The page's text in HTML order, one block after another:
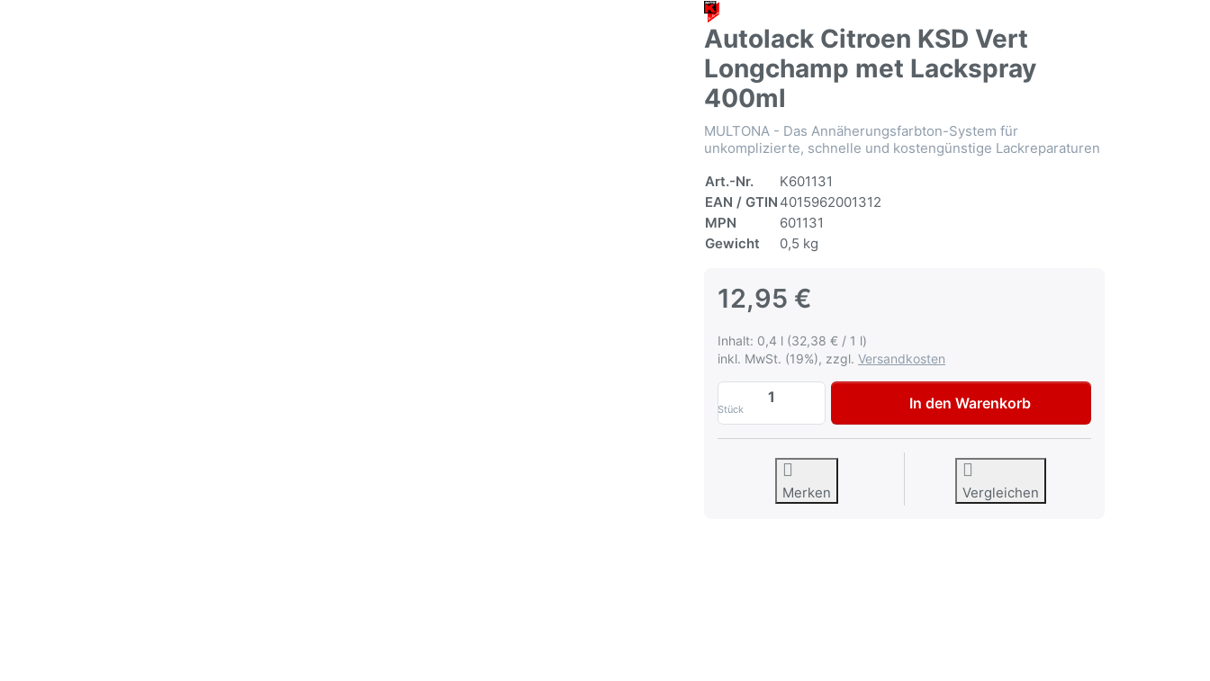
Autolack Citroen KSD Vert
Longchamp met Lackspray
400ml
MULTONA - Das Annäherungsfarbton-System für
unkomplizierte, schnelle und kostengünstige Lackreparaturen
Art.-Nr.
K601131
EAN / GTIN 4015962001312
MPN
601131
Gewicht
0,5 kg
12,95 €
Inhalt: 0,4 l (32,38 € / 1 l)
inkl. MwSt. (19%), zzgl. Versandkosten
Stück
Autolack Citroen KSD Vert Longchamp met Lackspray
In den Warenkorb
Merken Vergleichen